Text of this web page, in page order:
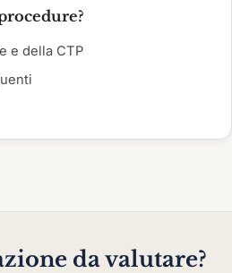
e della CTP
da valutare?